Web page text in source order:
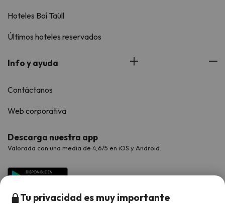
Hoteles Boí Taüll
Últimos hoteles reservados
Info y ayuda
Contáctanos
Web corporativa
Descarga nuestra app
Valorada con una media de 4,6/5 en iOS y Android.
Tu privacidad es muy importante